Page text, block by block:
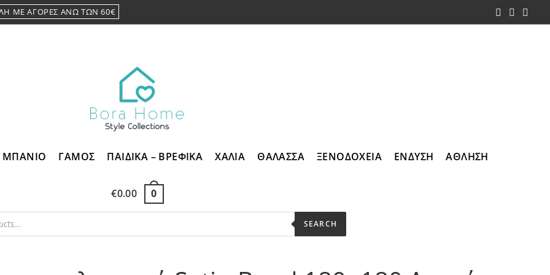
ΜΕ ΑΓΟΡΕΣ ΑΝΩ ΤΩΝ 60€
ΜΠΑΝΙΟ ΓΑΜΟΣ ΠΑΙΔΙΚΑ – ΒΡΕΦΙΚΑ ΧΑΛΙΑ ΘΑΛΑΣΣΑ ΞΕΝΟΔΟΧΕΙΑ ΕΝΔΥΣΗ ΑΘΛΗΣΗ
€0.00 0
SEARCH